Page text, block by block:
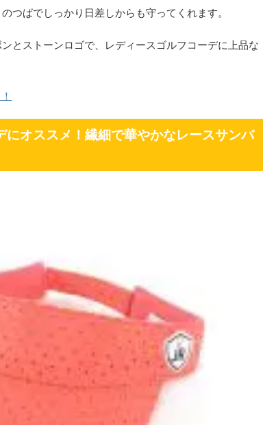
つばでしっかり日差しからも守ってくれます。
とストーンロゴで、レディースゴルフコーデに上品な
にオススメ！繊細で華やかなレースサンバ